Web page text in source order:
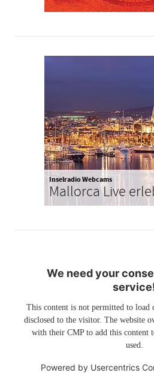
Inselradio Webcams
Mallorca Live
We need your
This content is not permitted to load
disclosed to the visitor. The website
with their CMP to add this content
used.
Powered by Usercentrics